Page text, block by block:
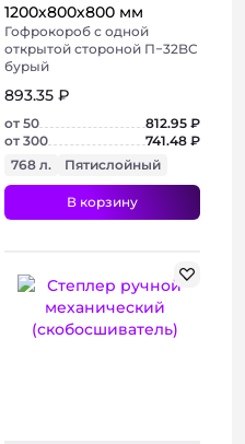
+ 2 фото
1200х800х800 мм
Гофрокороб с одной
открытой стороной П−32BC
бурый
893.35 ₽
от 50
812.95 ₽
от 300
741.48 ₽
768 л.
Пятислойный
В корзину